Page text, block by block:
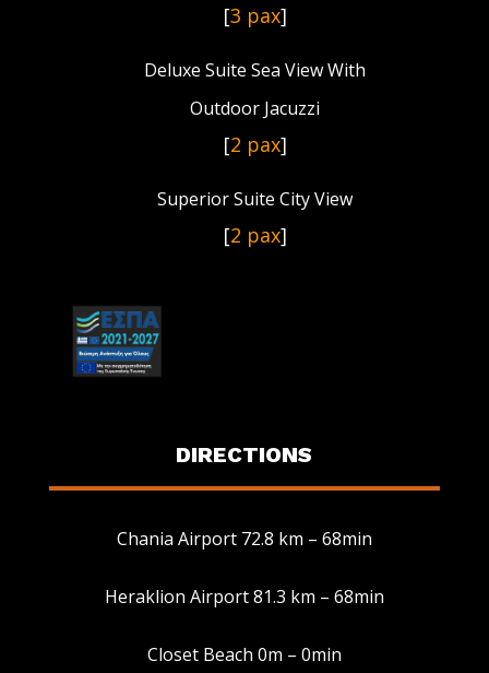
[3 pax]
Deluxe Suite Sea View With
Outdoor Jacuzzi
[2 pax]
Superior Suite City View
[2 pax]
DIRECTIONS
Chania Airport 72.8 km – 68min
Heraklion Airport 81.3 km – 68min
Closet Beach 0m – 0min